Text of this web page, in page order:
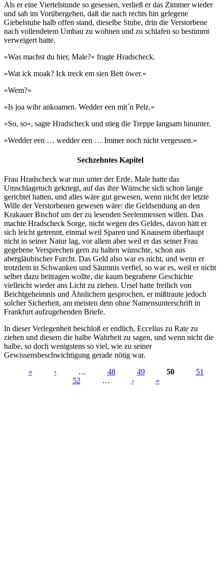
Als er eine Viertelstunde so gesessen, verließ er das Zimmer wieder
und sah im Vorübergehen, daß die nach rechts hin gelegene
Giebelstube halb offen stand, dieselbe Stube, drin die Verstorbene
nach vollendetem Umbau zu wohnen und zu schlafen so bestimmt
verweigert hatte.
»Was machst du hier, Male?« fragte Hradscheck.
»Wat ick moak? Ick treck em sien Bett öwer.«
»Wem?«
»Is joa wihr ankoamen. Wedder een mit´n Pelz.«
»So, so«, sagte Hradscheck und stieg die Treppe langsam hinunter.
»Wedder een … wedder een … Immer noch nicht vergessen.«
Sechzehntes Kapitel
Frau Hradscheck war nun unter der Erde, Male hatte das
Umschlagetuch gekriegt, auf das ihre Wünsche sich schon lange
gerichtet hatten, und alles wäre gut gewesen, wenn nicht der letzte
Wille der Verstorbenen gewesen wäre: die Geldsendung an den
Krakauer Bischof um der zu lesenden Seelenmessen willen. Das
machte Hradscheck Sorge, nicht wegen des Geldes, davon hätt er
sich leicht getrennt, einmal weil Sparen und Knausern überhaupt
nicht in seiner Natur lag, vor allem aber weil er das seiner Frau
gegebene Versprechen gern zu halten wünschte, schon aus
abergläubischer Furcht. Das Geld also war es nicht, und wenn er
trotzdem in Schwanken und Säumnis verfiel, so war es, weil er nicht
selber dazu beitragen wollte, die kaum begrabene Geschichte
vielleicht wieder ans Licht zu ziehen. Ursel hatte freilich von
Beichtgeheimnis und Ähnlichem gesprochen, er mißtraute jedoch
solcher Sicherheit, am meisten dem ohne Namensunterschrift in
Frankfurt aufzugebenden Briefe.
In dieser Verlegenheit beschloß er endlich, Eccelius zu Rate zu
ziehen und diesem die halbe Wahrheit zu sagen, und wenn nicht die
halbe, so doch wenigstens so viel, wie zu seiner
Gewissensbeschwichtigung gerade nötig war.
« ‹ … 48 49 50
51
52
… › »